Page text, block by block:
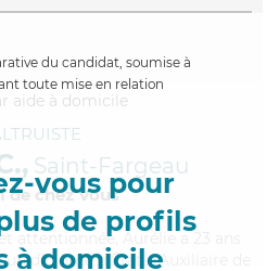
du candidat, soumise à
toute mise en relation
vous pour
de profils
à domicile
Saint-Fargeau
de chez Vous
attentionnée, Aurélie a 23 ans
un diplôme d'État d'Auxiliaire de